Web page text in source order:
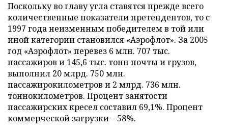
Поскольку во главу угла ставятся прежде всего
количественные показатели претендентов, то с
1997 года неизменным победителем в той или
иной категории становился «Аэрофлот». За 2005
год «Аэрофлот» перевез 6 млн. 707 тыс.
пассажиров и 145,6 тыс. тонн почты и грузов,
выполнил 20 млрд. 750 млн.
пассажирокилометров и 2 млрд. 736 млн.
тоннокилометров. Процент занятости
пассажирских кресел составил 69,1%. Процент
коммерческой загрузки – 58%.